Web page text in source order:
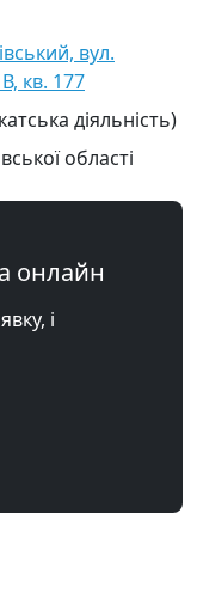
вул.
кв. 177
діяльність)
області
онлайн
і